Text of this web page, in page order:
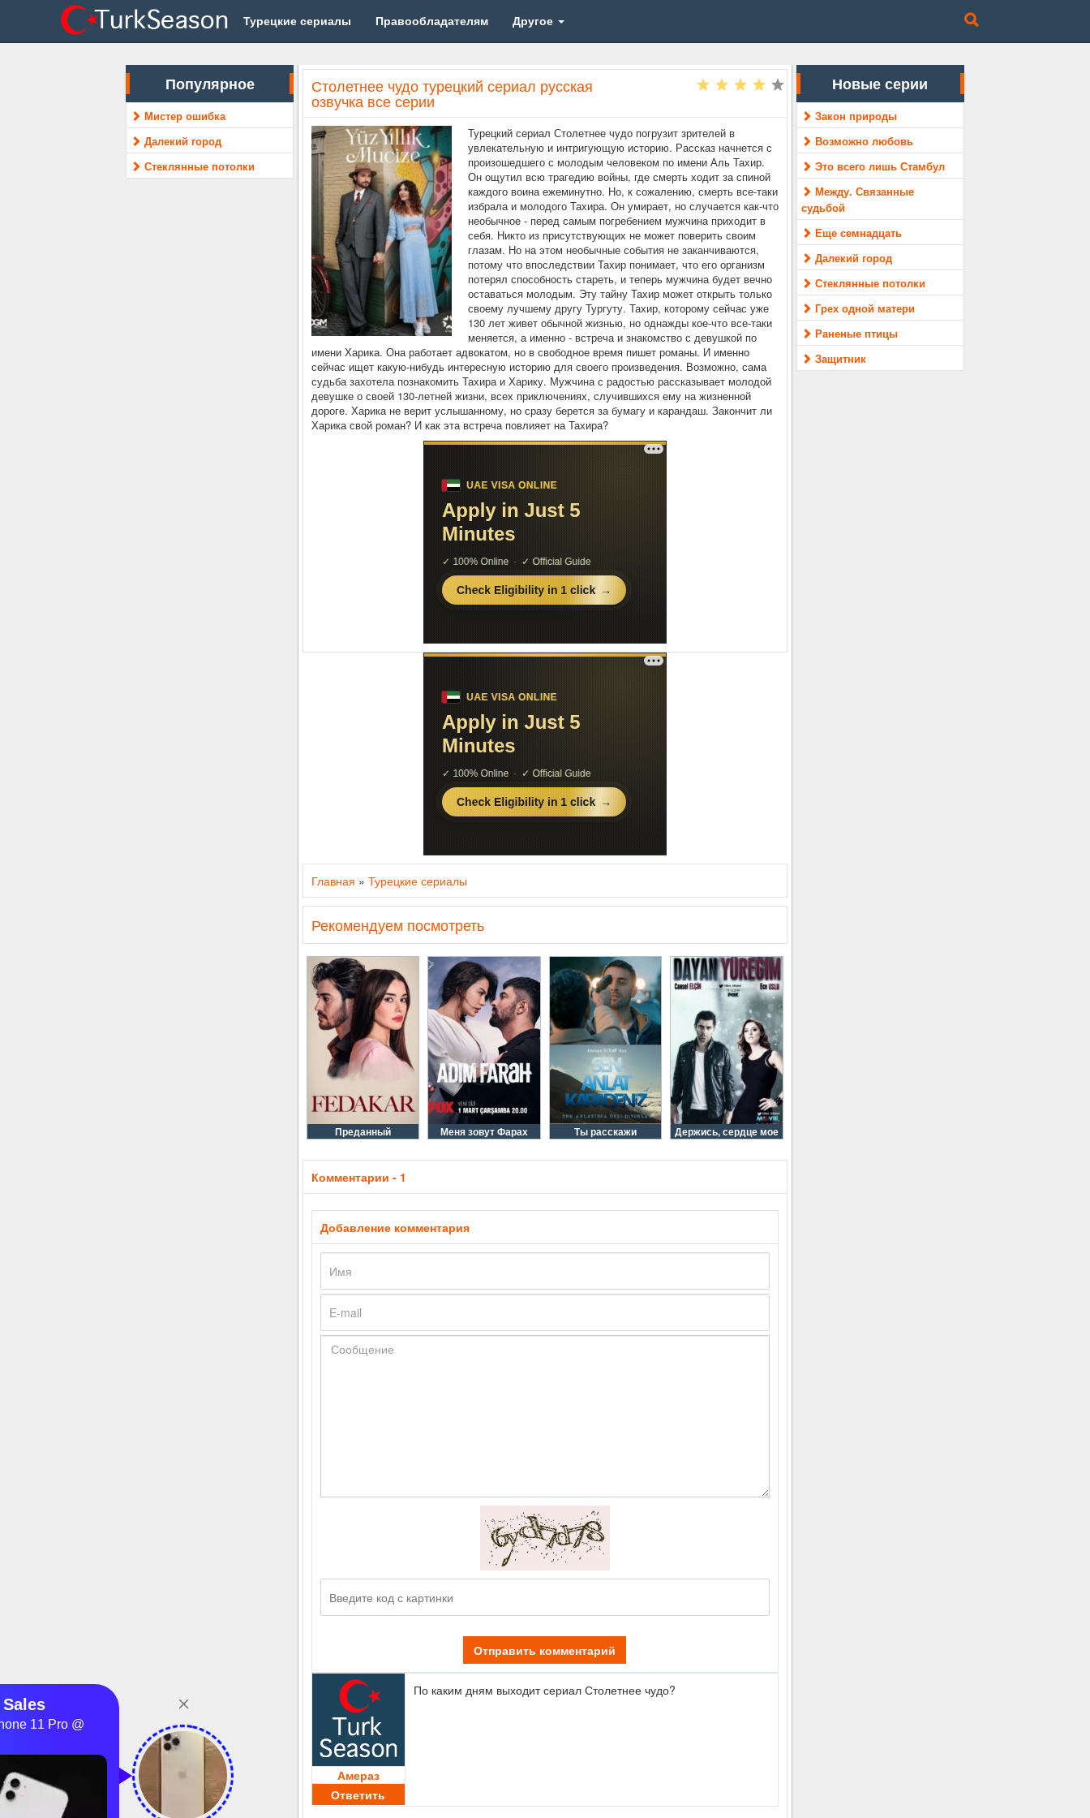
Турецкие сериалы Правообладателям Другое
Популярное
Мистер ошибка
Далекий город
Стеклянные потолки
Столетнее чудо турецкий сериал русская
озвучка все серии
Турецкий сериал Столетнее чудо погрузит зрителей в
увлекательную и интригующую историю. Рассказ начнется с
произошедшего с молодым человеком по имени Аль Тахир.
Он ощутил всю трагедию войны, где смерть ходит за спиной
каждого воина ежеминутно. Но, к сожалению, смерть все-таки
избрала и молодого Тахира. Он умирает, но случается как-что
необычное - перед самым погребением мужчина приходит в
себя. Никто из присутствующих не может поверить своим
глазам. Но на этом необычные события не заканчиваются,
потому что впоследствии Тахир понимает, что его организм
потерял способность стареть, и теперь мужчина будет вечно
оставаться молодым. Эту тайну Тахир может открыть только
своему лучшему другу Тургуту. Тахир, которому сейчас уже
130 лет живет обычной жизнью, но однажды кое-что все-таки
меняется, а именно - встреча и знакомство с девушкой по
имени Харика. Она работает адвокатом, но в свободное время пишет романы. И именно
сейчас ищет какую-нибудь интересную историю для своего произведения. Возможно, сама
судьба захотела познакомить Тахира и Харику. Мужчина с радостью рассказывает молодой
девушке о своей 130-летней жизни, всех приключениях, случившихся ему на жизненной
дороге. Харика не верит услышанному, но сразу берется за бумагу и карандаш. Закончит ли
Харика свой роман? И как эта встреча повлияет на Тахира?
Главная » Турецкие сериалы
Рекомендуем посмотреть
Преданный Меня зовут Фарах Ты расскажи Держись, сердце мое
Комментарии - 1
Добавление комментария
Отправить комментарий
Амераз
Ответить
По каким дням выходит сериал Столетнее чудо?
Новые серии
Закон природы
Возможно любовь
Это всего лишь Стамбул
Между. Связанные
судьбой
Еще семнадцать
Далекий город
Стеклянные потолки
Грех одной матери
Раненые птицы
Защитник